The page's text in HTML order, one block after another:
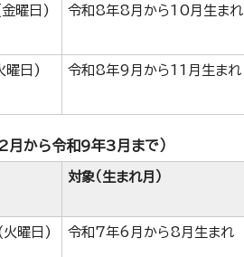
曜日) 令和8年8月から10月生まれ
曜日) 令和8年9月から11月生まれ
月から令和9年3月まで）
対象（生まれ月）
曜日) 令和7年6月から8月生まれ